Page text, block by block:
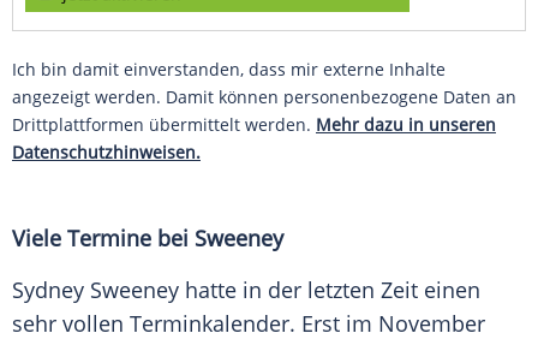
Ich bin damit einverstanden, dass mir externe Inhalte
angezeigt werden. Damit können personenbezogene Daten an
Drittplattformen übermittelt werden. Mehr dazu in unseren
Datenschutzhinweisen.
Viele Termine bei Sweeney
Sydney Sweeney hatte in der letzten Zeit einen
sehr vollen Terminkalender. Erst im November